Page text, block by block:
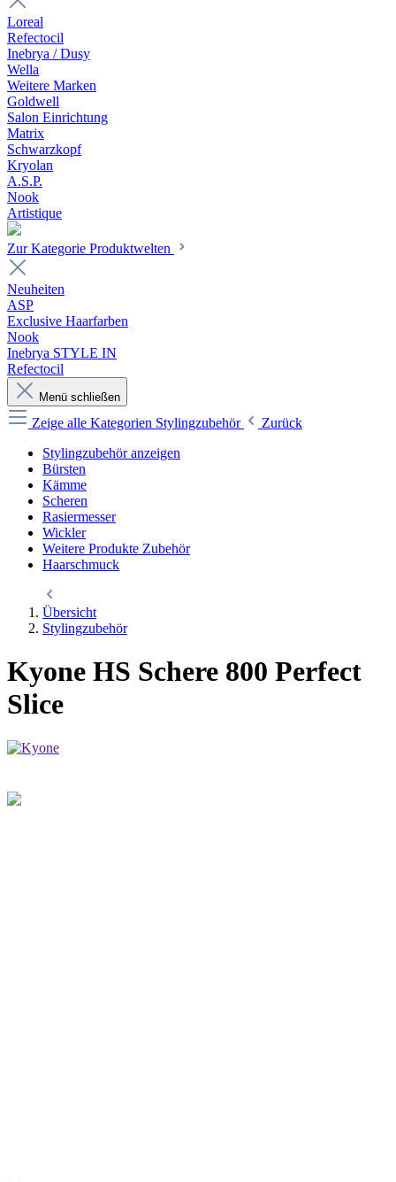
Loreal
Refectocil
Inebrya / Dusy
Wella
Weitere Marken
Goldwell
Salon Einrichtung
Matrix
Schwarzkopf
Kryolan
A.S.P.
Nook
Artistique
Zur Kategorie Produktwelten
Neuheiten
ASP
Exclusive Haarfarben
Nook
Inebrya STYLE IN
Refectocil
Menü schließen
Zeige alle Kategorien Stylingzubehör
Zurück
Stylingzubehör anzeigen
Bürsten
Kämme
Scheren
Rasiermesser
Wickler
Weitere Produkte Zubehör
Haarschmuck
Übersicht
Stylingzubehör
Kyone HS Schere 800 Perfect
Slice